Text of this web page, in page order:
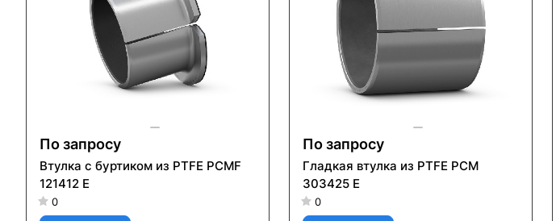
По запросу
Втулка с буртиком из PTFE PCMF
121412 E
0
По запросу
Гладкая втулка из PTFE PCM
303425 E
0